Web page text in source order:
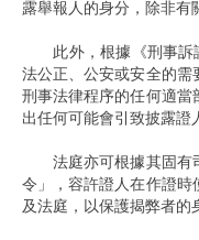
露舉報人的身分，除非有
此外，根據《刑事訴
法公正、公安或安全的
刑事法律程序的任何適
出任何可能會引致披露證
法庭亦可根據其固有
令」，容許證人在作證
及法庭，以保護揭弊者的